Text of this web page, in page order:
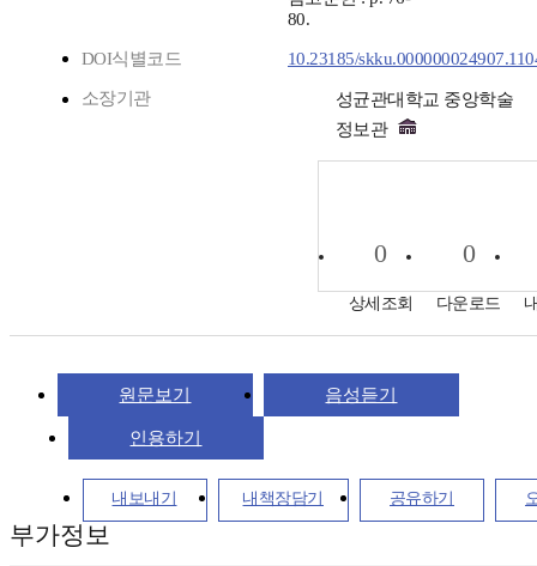
80.
DOI식별코드 10.23185/
소장기관
성균관대학교 중앙학술
정보관
0
상세조회
0
다운로드
원문보기 음성듣기
인용하기
내보내기 내책장담기 공유하기
부가정보